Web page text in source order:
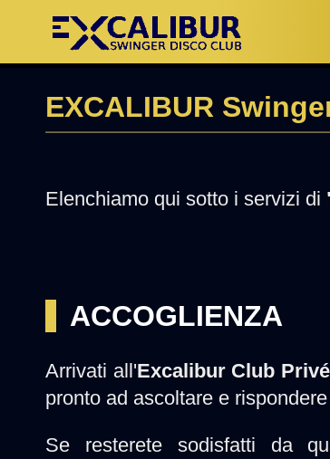
EXCALIBUR
Elenchiamo qui sotto i servizi di
ACCOGLIENZA
Arrivati all'Excalibur Club Privé
pronto ad ascoltare e
Se resterete sodisfatti da